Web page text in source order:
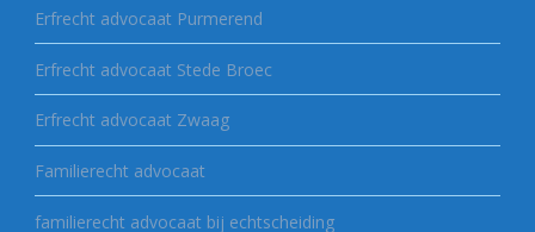
Erfrecht advocaat Purmerend
Erfrecht advocaat Stede Broec
Erfrecht advocaat Zwaag
Familierecht advocaat
familierecht advocaat bij echtscheiding